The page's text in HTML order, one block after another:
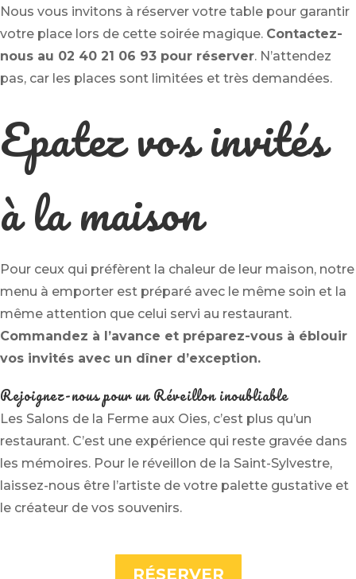
Nous vous invitons à réserver votre table pour garantir
votre place lors de cette soirée magique. Contactez-
nous au 02 40 21 06 93 pour réserver. N’attendez
pas, car les places sont limitées et très demandées.
Epatez vos invités
à la maison
Pour ceux qui préfèrent la chaleur de leur maison, notre
menu à emporter est préparé avec le même soin et la
même attention que celui servi au restaurant.
Commandez à l’avance et préparez-vous à éblouir
vos invités avec un dîner d’exception.
Rejoignez-nous pour un Réveillon inoubliable
Les Salons de la Ferme aux Oies, c’est plus qu’un
restaurant. C’est une expérience qui reste gravée dans
les mémoires. Pour le réveillon de la Saint-Sylvestre,
laissez-nous être l’artiste de votre palette gustative et
le créateur de vos souvenirs.
RÉSERVER